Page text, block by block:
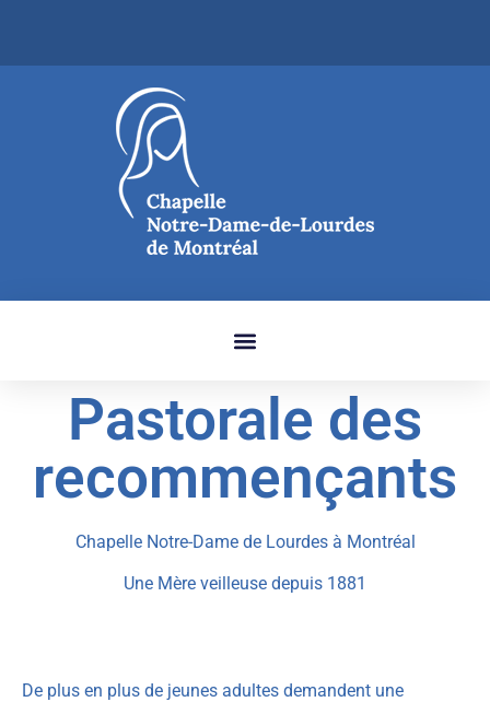
Pastorale des
recommençants
Chapelle Notre-Dame de Lourdes à Montréal
Une Mère veilleuse depuis 1881
De plus en plus de jeunes adultes demandent une